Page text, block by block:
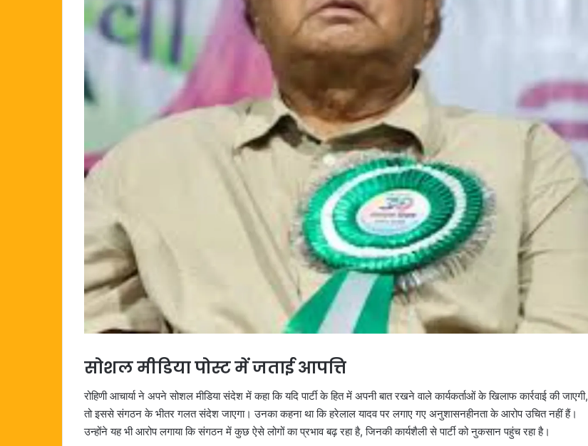
सोशल मीडिया पोस्ट में जताई आपत्ति
रोहिणी आचार्या ने अपने सोशल मीडिया संदेश में कहा कि यदि पार्टी के हित में अपनी बात रखने वाले कार्यकर्ताओं के खिलाफ कार्रवाई की जाएगी,
तो इससे संगठन के भीतर गलत संदेश जाएगा। उनका कहना था कि हरेलाल यादव पर लगाए गए अनुशासनहीनता के आरोप उचित नहीं हैं।
उन्होंने यह भी आरोप लगाया कि संगठन में कुछ ऐसे लोगों का प्रभाव बढ़ रहा है, जिनकी कार्यशैली से पार्टी को नुकसान पहुंच रहा है।